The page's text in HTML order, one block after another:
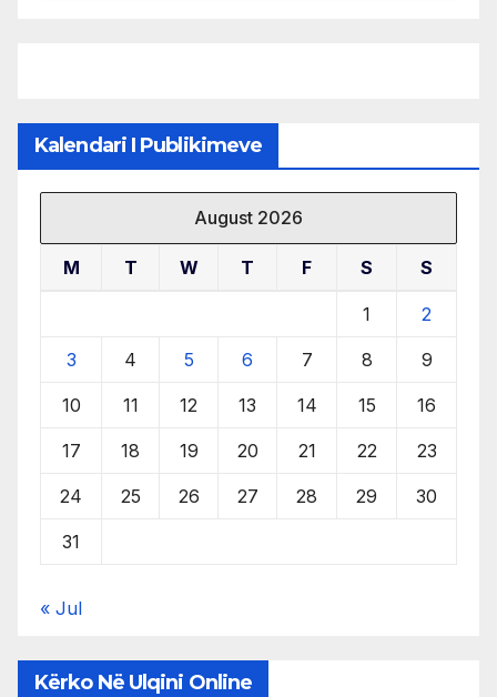
Kalendari I Publikimeve
August 2026
M T W T F S S
1 2
3 4 5 6 7 8 9
10 11 12 13 14 15 16
17 18 19 20 21 22 23
24 25 26 27 28 29 30
31
« Jul
Kërko Në Ulqini Online